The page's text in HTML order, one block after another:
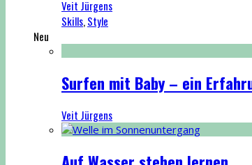
Veit Jürgens
Skills,Style
Neu
Surfen mit Baby – ein
Veit Jürgens